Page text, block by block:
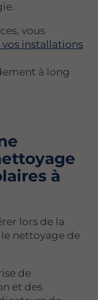
vous
installations
à long
à
lors de la
nettoyage de
de
et des